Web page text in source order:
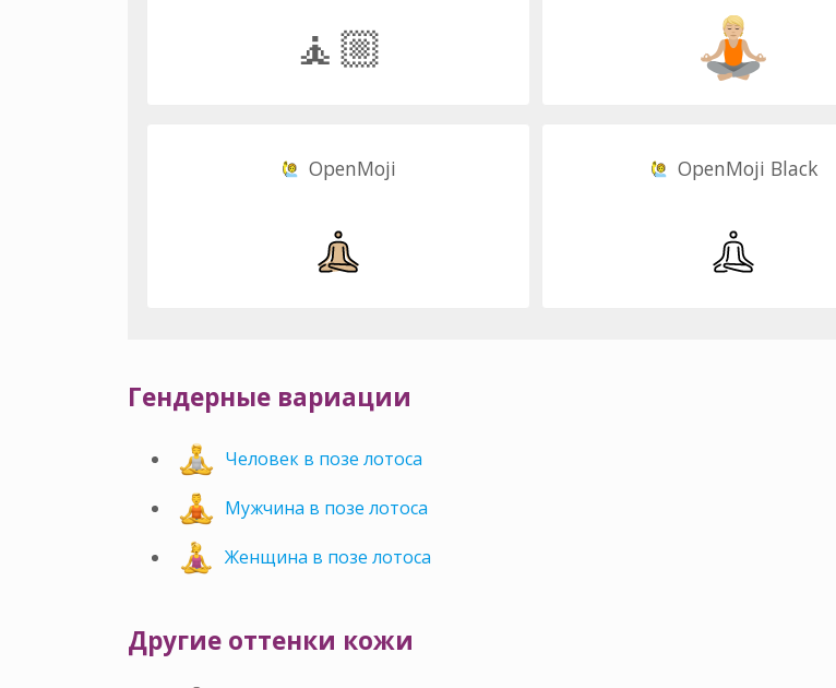
🧘🏼
OpenMoji OpenMoji Black
Гендерные вариации
Человек в позе лотоса
Мужчина в позе лотоса
Женщина в позе лотоса
Другие оттенки кожи